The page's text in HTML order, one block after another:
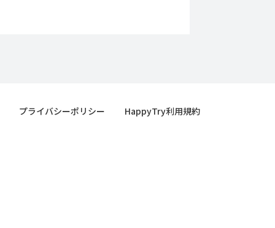
プライバシーポリシー HappyTry利用規約